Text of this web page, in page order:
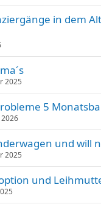
in dem
2025
5
2026
und will
2025
und